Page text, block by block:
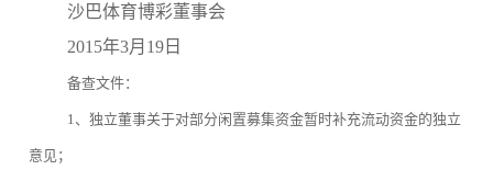
沙巴体育博彩董事会
2015年3月19日
备查文件：
1、独立董事关于对部分闲置募集资金暂时补充流动资金的独立
意见；